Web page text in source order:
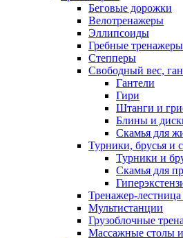
Беговые дорожки
Велотренажеры
Эллипсоиды
Гребные тренажеры
Степперы
Свободный вес,
Гантели
Гири
Штанги и
Блины и
Скамья для
Турники, брусья и
Турники и
Скамья для
Тренажер-
Мультистанции
Грузоблочные
Массажные столы и